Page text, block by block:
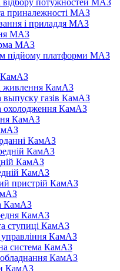
відбору потужностей МАЗ
приналежності МАЗ
і приладдя МАЗ
МАЗ
МАЗ
підйому платформи МАЗ
КамАЗ
живлення КамАЗ
выпуску газів КамАЗ
охолодження КамАЗ
КамАЗ
КамАЗ
КамАЗ
КамАЗ
КамАЗ
пристрій КамАЗ
КамАЗ
КамАЗ
ступиці КамАЗ
управління КамАЗ
система КамАЗ
КамАЗ
КамАЗ